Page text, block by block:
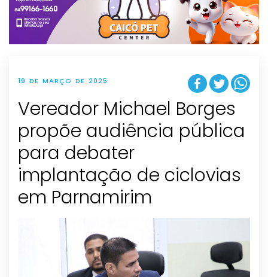
t
i
o
n
19 DE MARÇO DE 2025
Vereador Michael Borges
propõe audiência pública
para debater
implantação de ciclovias
em Parnamirim